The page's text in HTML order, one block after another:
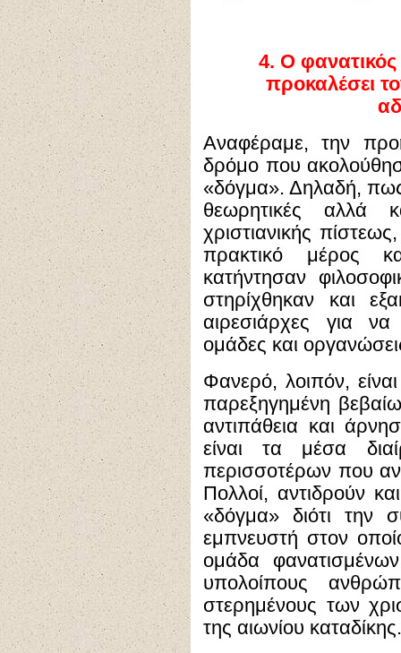
4. Ο
προκαλέσει
Αναφέραμε, την
δρόμο που
«δόγμα». Δηλαδή,
θεωρητικές αλλά
χριστιανικής
πρακτικό μέρος
κατήντησαν
στηρίχθηκαν και
αιρεσιάρχες για
ομάδες και
Φανερό, λοιπόν,
παρεξηγημένη
αντιπάθεια και
είναι τα μέσα
περισσοτέρων που
Πολλοί, αντιδρούν
«δόγμα» διότι την
εμπνευστή στον
ομάδα
υπολοίπους
στερημένους των
της αιωνίου καταδίκης.